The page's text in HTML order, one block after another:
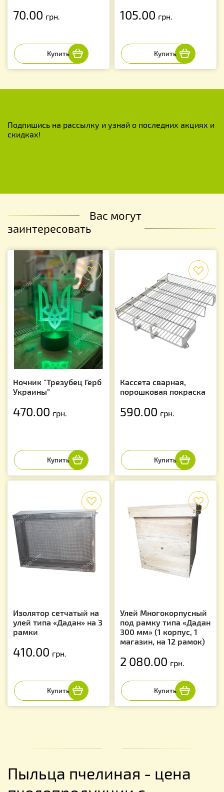
70.00 грн. 105.00 грн.
Подпишись на рассылку и узнай о последних акциях и
скидках!
Вас могут
заинтересовать
Ночник "Трезубец Герб
Украины"
470.00 грн.
Кассета сварная,
порошковая покраска
590.00 грн.
Изолятор сетчатый на
улей типа «Дадан» на 3
рамки
410.00 грн.
Улей Многокорпусный
под рамку типа «Дадан
300 мм» (1 корпус, 1
магазин, на 12 рамок)
2 080.00 грн.
Пыльца пчелиная - цена